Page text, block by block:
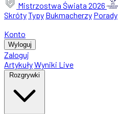
Mistrzostwa Świata 2026
SkrótyTypy Bukmacherzy Porady
Konto
Wyloguj
Zaloguj
ArtykułyWyniki Live
Rozgrywki